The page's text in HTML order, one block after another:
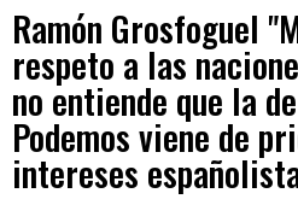
Ramón Grosfoguel
respeto a las
no entiende que la
Podemos viene de
intereses